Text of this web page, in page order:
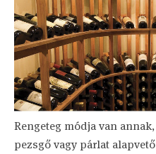
Rengeteg módja van
pezsgő vagy párlat